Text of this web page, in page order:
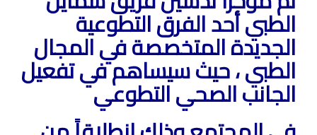
الطبي أحد الفرق التطوعية
الجديدة المتخصصة في المجال
الطبي ، حيث سيساهم في تفعيل
الجانب الصحي التطوعي